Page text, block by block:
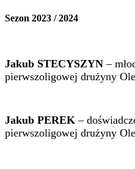
Sezon 2023 / 2024
Jakub STECYSZYN –
pierwszoligowej drużyny
Jakub PEREK –
pierwszoligowej drużyny